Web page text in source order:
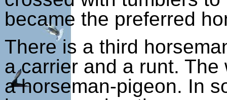
became the preferred
There is a third
a carrier and a runt.
a horseman-pigeon. In